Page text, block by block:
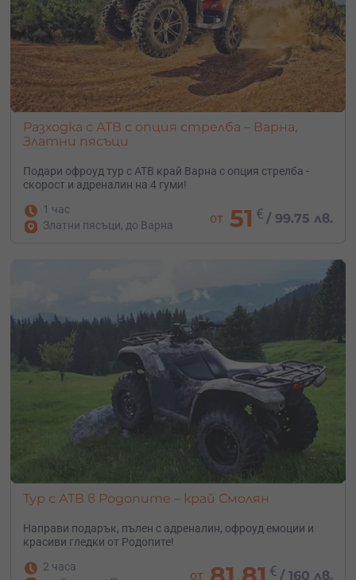
Разходка с АТВ с опция стрелба – Варна,
Златни пясъци
Подари офроуд тур с АТВ край Варна с опция стрелба -
скорост и адреналин на 4 гуми!
1 час
Златни пясъци, до Варна
от 51 € / 99.75 лв.
Тур с АТВ в Родопите – край Смолян
Направи подарък, пълен с адреналин, офроуд емоции и
красиви гледки от Родопите!
2 часа
от € /160 лв.